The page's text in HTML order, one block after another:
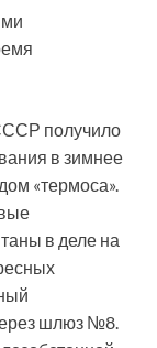
получило
в зимнее
«термоса».
в деле на
шлюз №8.